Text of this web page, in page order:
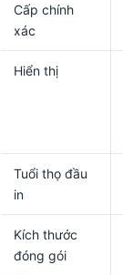
Cấp chính
xác
Hiển thị
Tuổi thọ đầu
in
Kích thước
đóng gói